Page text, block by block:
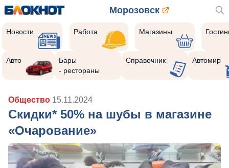
Морозовск
Новости Работа Магазины
Авто
Бары
- рестораны
Справочник Автомир
Общество 15.11.2024
Скидки* 50% на шубы в магазине
«Очарование»